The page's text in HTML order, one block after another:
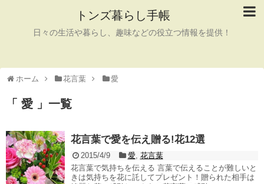
トンズ暮らし手帳
日々の生活や暮らし、趣味などの役立つ情報を提供！
ホーム 花言葉 愛
「 愛 」一覧
花言葉で愛を伝え贈る!花12選
2015/4/9 愛, 花言葉
花言葉で気持ちを伝える 言葉で伝えることが難しいと
きは気持ちを花に託してプレゼント！贈られた相手は